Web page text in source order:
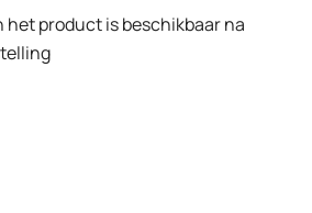
het product is beschikbaar na